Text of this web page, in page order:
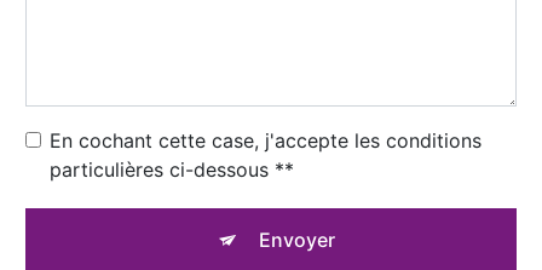
En cochant cette case, j'accepte les conditions
particulières ci-dessous **
Envoyer